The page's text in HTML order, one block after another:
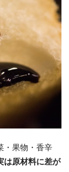
・果物・香辛
は原材料に差が